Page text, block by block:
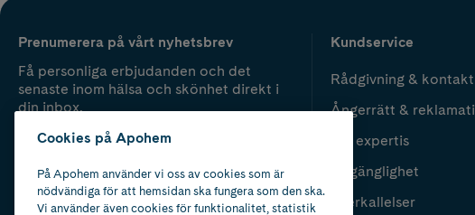
Prenumerera på vårt nyhetsbrev
Få personliga erbjudanden och det
senaste inom hälsa och skönhet direkt i
din inbox.
Kundservice
Rådgivning & kontakt
Ångerrätt &
Vår expertis
Tillgänglighet
Återkallelser
Cookies på Apohem
På Apohem använder vi oss av cookies som är
nödvändiga för att hemsidan ska fungera som den ska.
Vi använder även cookies för funktionalitet, statistik